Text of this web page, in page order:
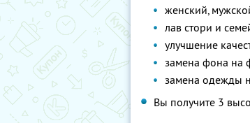
женский,
лав стори и
улучшение
замена фона на
замена одежды
Вы получите 3